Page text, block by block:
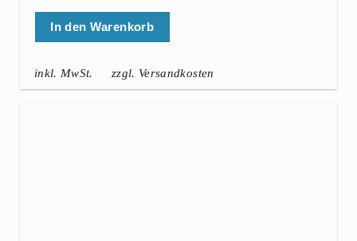
In den Warenkorb
inkl. MwSt. zzgl. Versandkosten